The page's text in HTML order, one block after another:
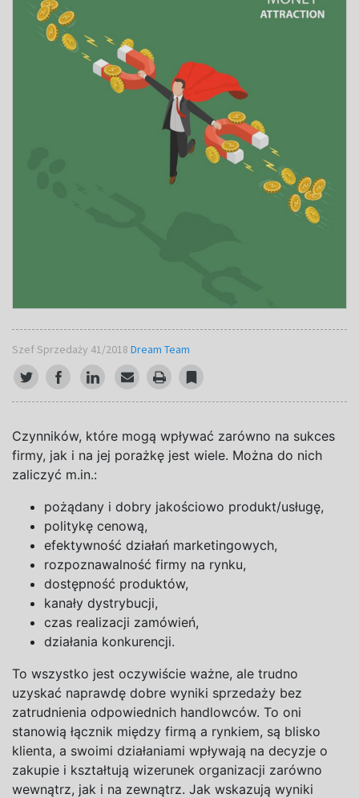
Szef Sprzedaży 41/2018 Dream Team
Czynników, które mogą wpływać zarówno na sukces
firmy, jak i na jej porażkę jest wiele. Można do nich
zaliczyć m.in.:
pożądany i dobry jakościowo produkt/usługę,
politykę cenową,
efektywność działań marketingowych,
rozpoznawalność firmy na rynku,
dostępność produktów,
kanały dystrybucji,
czas realizacji zamówień,
działania konkurencji.
To wszystko jest oczywiście ważne, ale trudno
uzyskać naprawdę dobre wyniki sprzedaży bez
zatrudnienia odpowiednich handlowców. To oni
stanowią łącznik między firmą a rynkiem, są blisko
klienta, a swoimi działaniami wpływają na decyzje o
zakupie i kształtują wizerunek organizacji zarówno
wewnątrz, jak i na zewnątrz. Jak wskazują wyniki